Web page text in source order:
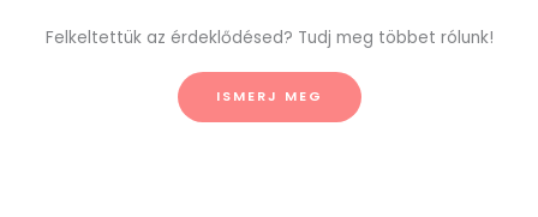
Felkeltettük az érdeklődésed? Tudj meg többet rólunk!
ISMERJ MEG